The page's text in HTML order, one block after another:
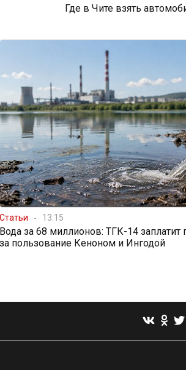
Где в Чите взять
Статьи 13:15
Вода за 68 миллионов: ТГК-14 заплатит
за пользование Кеноном и Ингодой